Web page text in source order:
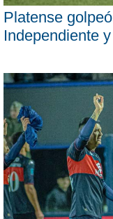
Platense
Independiente